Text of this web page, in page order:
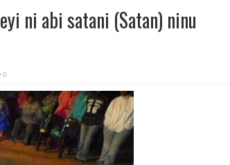
ni abi satani (Satan) ninu
0